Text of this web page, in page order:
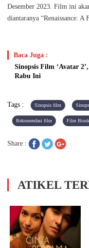
Desember 2023. Film ini
diantaranya “Renaissance: A
Baca Juga :
Sinopsis Film ‘Avatar
Rabu Ini
Tags : Sinopsis film
Rekomendasi film Film
Share :
ATIKEL